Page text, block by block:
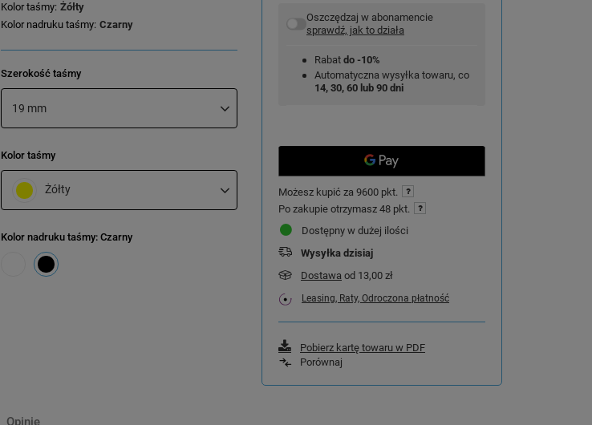
Oszczędzaj w abonamencie
sprawdź, jak to działa
Rabat do -10%
Automatyczna wysyłka towaru, co
14, 30, 60 lub 90 dni
Możesz kupić za 9600 pkt.
Po zakupie otrzymasz 48 pkt.
Dostępny w dużej ilości
Wysyłka dzisiaj
Dostawa od 13,00 zł
Leasing, Raty, Odroczona płatność
Pobierz kartę towaru w PDF
Porównaj
Kolor taśmy Żółty
Kolor nadruku taśmy Czarny
Szerokość taśmy
19 mm
Kolor taśmy
Żółty
Kolor nadruku taśmy: Czarny
Opinie